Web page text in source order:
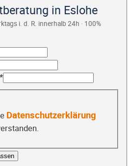
in Eslohe
i. d. R. innerhalb 24h · 100%
*
Datenschutzerklärung